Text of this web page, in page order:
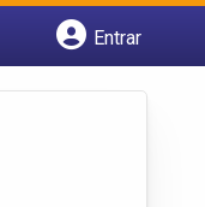
Entrar